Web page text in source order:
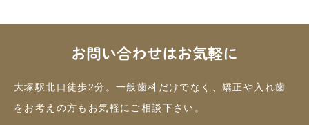
お問い合わせはお気軽に
大塚駅北口徒歩2分。一般歯科だけでなく、矯正や入れ歯
をお考えの方もお気軽にご相談下さい。